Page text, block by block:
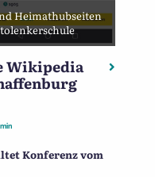
Heimathubseiten
„Stadtgeschichte“
Wikipedia
Konferenz vom